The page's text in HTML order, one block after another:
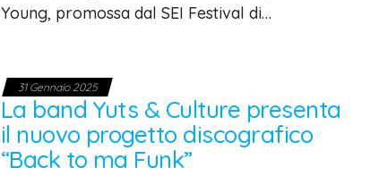
Young, promossa dal SEI Festival di…
31 Gennaio 2025
La band Yuts & Culture presenta
il nuovo progetto discografico
“Back to ma Funk”